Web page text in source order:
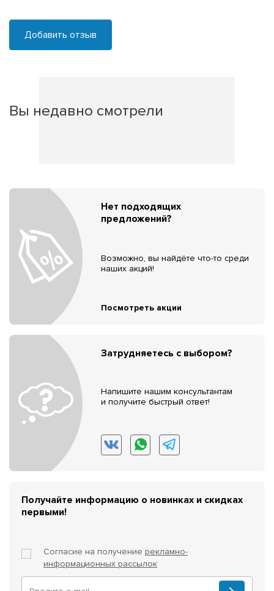
Добавить отзыв
Вы недавно смотрели
Нет подходящих
предложений?
Возможно, вы найдёте что-то среди
наших акций!
Посмотреть акции
Затрудняетесь с выбором?
Напишите нашим консультантам
и получите быстрый ответ!
Получайте информацию о новинках и скидках
первыми!
Согласие на получение рекламно-
информационных рассылок